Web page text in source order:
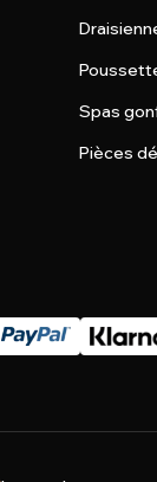
Spas
Pièces